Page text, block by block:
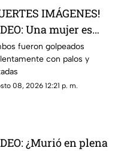
IMÁGENES!
Una mujer es
con su
por la familia
esposo y
castigarlos
fueron golpeados
con palos y
08, 2026 12:21 p. m.
¿Murió en plena